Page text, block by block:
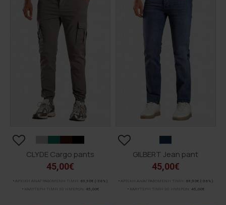
CLYDE Cargo pants
45,00€
ΑΡΧΙΚΗ ΑΝΑΓΡΑΦΟΜΕΝΗ ΤΙΜΗ: 69,90€ (-36%)
ΚΑΛΥΤΕΡΗ ΤΙΜΗ 30 ΗΜΕΡΩΝ:
45,00€
GILBERT Jean pant
45,00€
ΑΡΧΙΚΗ ΑΝΑΓΡΑΦΟΜΕΝΗ ΤΙΜΗ: 69,90€ (-36%)
ΚΑΛΥΤΕΡΗ ΤΙΜΗ 30 ΗΜΕΡΩΝ:
45,00€